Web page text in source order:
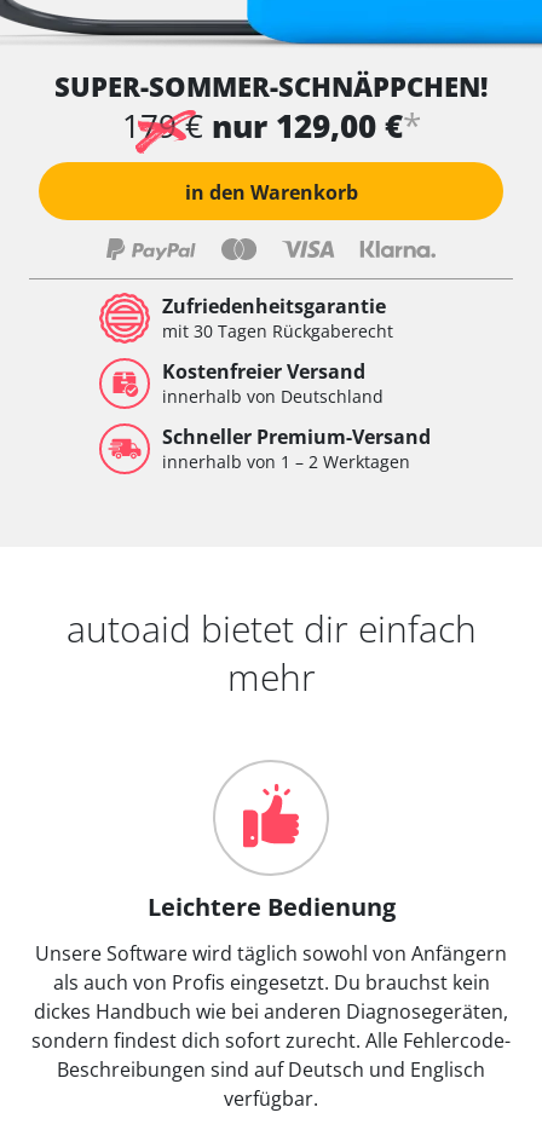
SUPER-SOMMER-SCHNÄPPCHEN!
179 € nur 129,00 €*
in den Warenkorb
Zufriedenheitsgarantie
mit 30 Tagen Rückgaberecht
Kostenfreier Versand
innerhalb von Deutschland
Schneller Premium-Versand
innerhalb von 1 – 2 Werktagen
autoaid bietet dir einfach
mehr
Leichtere Bedienung
Unsere Software wird täglich sowohl von Anfängern
als auch von Profis eingesetzt. Du brauchst kein
dickes Handbuch wie bei anderen Diagnosegeräten,
sondern findest dich sofort zurecht. Alle Fehlercode-
Beschreibungen sind auf Deutsch und Englisch
verfügbar.